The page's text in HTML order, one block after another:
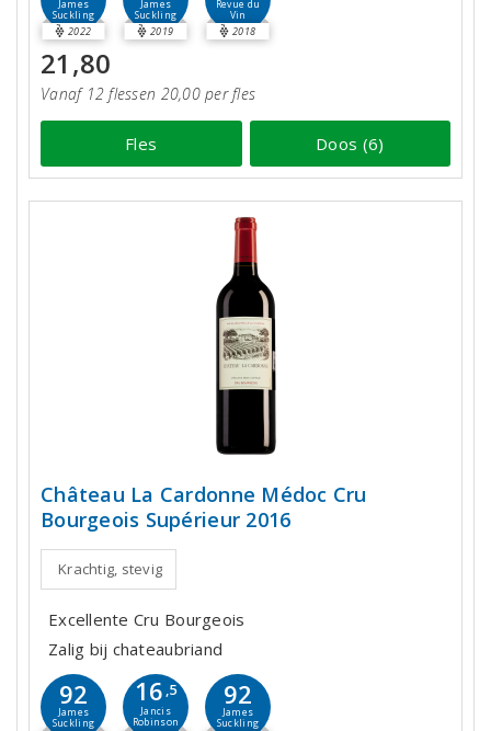
James
Suckling
2022
James
Suckling
2019
Revue du
Vin
2018
21,80
Vanaf 12 flessen 20,00 per fles
Fles Doos (6)
Château La Cardonne Médoc Cru
Bourgeois Supérieur 2016
Krachtig, stevig
Excellente Cru Bourgeois
Zalig bij chateaubriand
92
James
Suckling
16 ,5
Jancis
Robinson
92
James
Suckling